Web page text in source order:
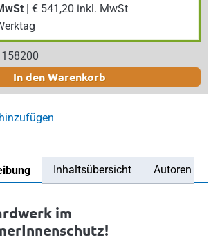
| € 541,20 inkl. MwSt
In den Warenkorb
Inhaltsübersicht Autoren
im